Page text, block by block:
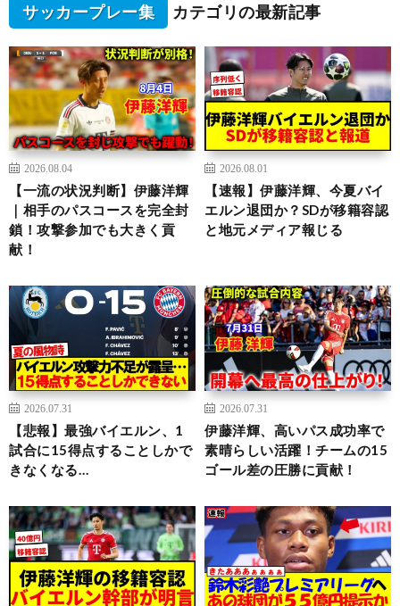
サッカープレー集 カテゴリの最新記事
2026.08.04
【一流の状況判断】伊藤洋輝
｜相手のパスコースを完全封
鎖！攻撃参加でも大きく貢
献！
2026.08.01
【速報】伊藤洋輝、今夏バイ
エルン退団か？SDが移籍容認
と地元メディア報じる
2026.07.31
【悲報】最強バイエルン、1
試合に15得点することしかで
きなくなる…
2026.07.31
伊藤洋輝、高いパス成功率で
素晴らしい活躍！チームの15
ゴール差の圧勝に貢献！